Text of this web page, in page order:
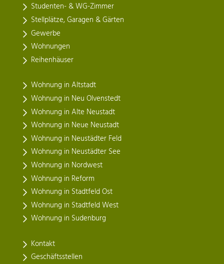
Studenten- & WG-Zimmer
Stellplätze, Garagen & Gärten
Gewerbe
Wohnungen
Reihenhäuser
Wohnung in Altstadt
Wohnung in Neu Olvenstedt
Wohnung in Alte Neustadt
Wohnung in Neue Neustadt
Wohnung in Neustädter Feld
Wohnung in Neustädter See
Wohnung in Nordwest
Wohnung in Reform
Wohnung in Stadtfeld Ost
Wohnung in Stadtfeld West
Wohnung in Sudenburg
Kontakt
Geschäftsstellen